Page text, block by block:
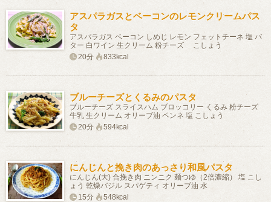
アスパラガスとベーコンのレモンクリームパス
タ
アスパラガス ベーコン しめじ レモン フェットチーネ 塩 バ
ター 白ワイン 生クリーム 粉チーズ こしょう
20分
833kcal
ブルーチーズとくるみのパスタ
ブルーチーズ スライスハム ブロッコリー くるみ 粉チーズ
牛乳 生クリーム オリーブ油 ペンネ 塩 こしょう
20分
594kcal
にんじんと挽き肉のあっさり和風パスタ
にんじん(大) 合挽き肉 ニンニク 麺つゆ（2倍濃縮） 塩 こし
ょう 乾燥バジル スパゲティ オリーブ油 水
15分
548kcal